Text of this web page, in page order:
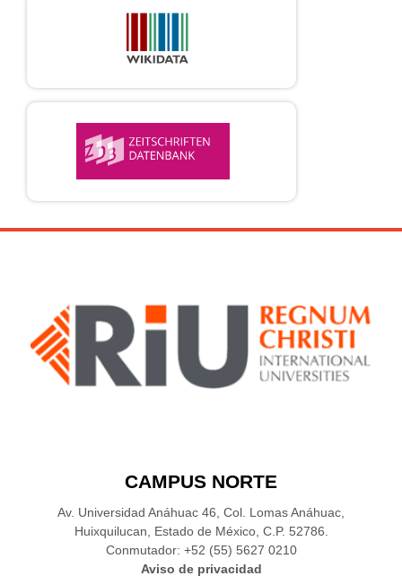
CAMPUS NORTE
Av. Universidad Anáhuac 46, Col. Lomas Anáhuac,
Huixquilucan, Estado de México, C.P. 52786.
Conmutador: +52 (55) 5627 0210
Aviso de privacidad